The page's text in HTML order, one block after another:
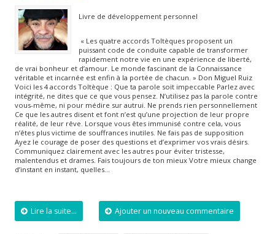
Livre de développement personnel
« Les quatre accords Toltèques proposent un
puissant code de conduite capable de transformer
rapidement notre vie en une expérience de liberté,
de vrai bonheur et d’amour. Le monde fascinant de la Connaissance
véritable et incarnée est enfin à la portée de chacun. » Don Miguel Ruiz
Voici les 4 accords Toltèque : Que ta parole soit impeccable Parlez avec
intégrité, ne dites que ce que vous pensez. N’utilisez pas la parole contre
vous-même, ni pour médire sur autrui. Ne prends rien personnellement
Ce que les autres disent et font n’est qu’une projection de leur propre
réalité, de leur rêve. Lorsque vous êtes immunisé contre cela, vous
n’êtes plus victime de souffrances inutiles. Ne fais pas de supposition
Ayez le courage de poser des questions et d’exprimer vos vrais désirs.
Communiquez clairement avec les autres pour éviter tristesse,
malentendus et drames. Fais toujours de ton mieux Votre mieux change
d’instant en instant, quelles…
Lire la suite... Ajouter un nouveau commentaire